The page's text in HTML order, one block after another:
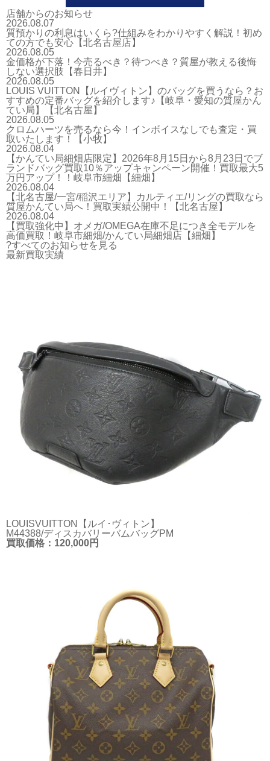
店舗からのお知らせ
2026.08.07
質預かりの利息はいくら?仕組みをわかりやすく解説！初め
ての方でも安心【北名古屋店】
2026.08.05
金価格が下落！今売るべき？待つべき？質屋が教える後悔
しない選択肢【春日井】
2026.08.05
LOUIS VUITTON【ルイヴィトン】のバッグを買うなら？お
すすめの定番バッグを紹介します♪【岐阜・愛知の質屋かん
てい局】【北名古屋】
2026.08.05
クロムハーツを売るなら今！インボイスなしでも査定・買
取いたします！【小牧】
2026.08.04
【かんてい局細畑店限定】2026年8月15日から8月23日でブ
ランドバッグ買取10％アップキャンペーン開催！買取最大5
万円アップ！！岐阜市細畑【細畑】
2026.08.04
【北名古屋/一宮/稲沢エリア】カルティエ/リングの買取なら
質屋かんてい局へ！買取実績公開中！【北名古屋】
2026.08.04
【買取強化中】オメガ/OMEGA在庫不足につき全モデルを
高価買取！岐阜市細畑/かんてい局細畑店【細畑】
?すべてのお知らせを見る
最新買取実績
LOUISVUITTON【ルイ･ヴィトン】
M44388/ディスカバリーバムバッグPM
買取価格：120,000円